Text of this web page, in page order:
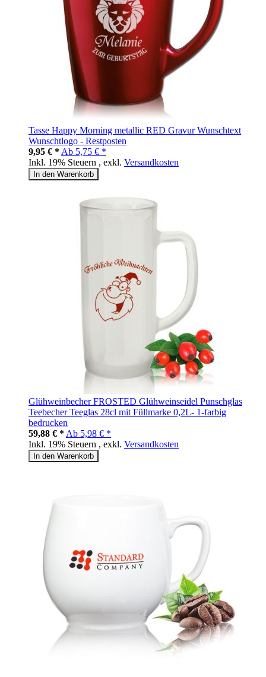
Tasse Happy Morning metallic RED Gravur Wunschtext
Wunschtlogo - Restposten
9,95 € * Ab 5,75 € *
Inkl. 19% Steuern , exkl. Versandkosten
In den Warenkorb
Glühweinbecher FROSTED Glühweinseidel Punschglas
Teebecher Teeglas 28cl mit Füllmarke 0,2L- 1-farbig
bedrucken
59,88 € * Ab 5,98 € *
Inkl. 19% Steuern , exkl. Versandkosten
In den Warenkorb